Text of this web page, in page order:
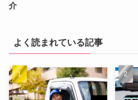
介
よく読まれている記事